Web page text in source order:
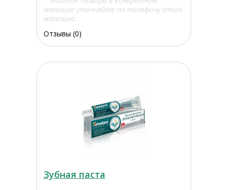
магазине уточняйте по телефону этого
магазина.
Отзывы (0)
Зубная паста